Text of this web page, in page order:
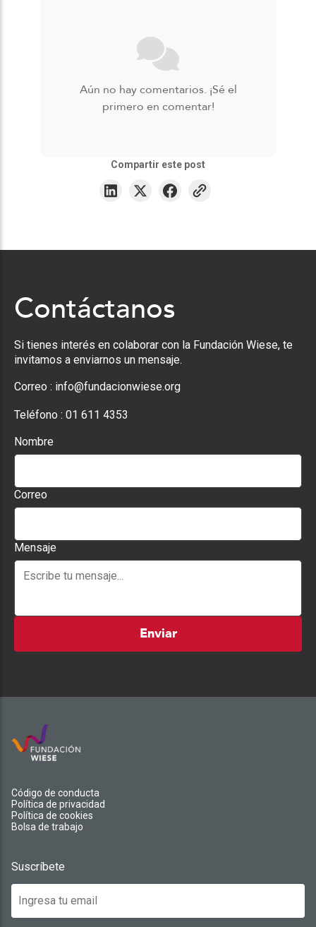
Aún no hay comentarios. ¡Sé el
primero en comentar!
Compartir este post
Contáctanos
Si tienes interés en colaborar con la Fundación Wiese, te
invitamos a enviarnos un mensaje.
Correo : info@fundacionwiese.org
Teléfono : 01 611 4353
Nombre
Correo
Mensaje
Enviar
Código de conducta
Política de privacidad
Política de cookies
Bolsa de trabajo
Suscríbete